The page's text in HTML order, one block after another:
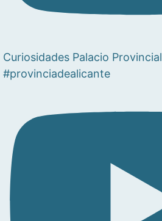
Curiosidades Palacio Provincial
#provinciadealicante